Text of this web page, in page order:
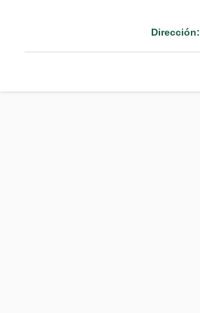
Dirección: